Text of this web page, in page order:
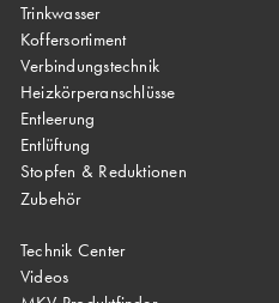
Trinkwasser
Koffersortiment
Verbindungstechnik
Heizkörperanschlüsse
Entleerung
Entlüftung
Stopfen & Reduktionen
Zubehör
Technik Center
Videos